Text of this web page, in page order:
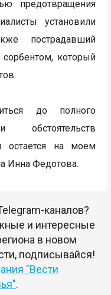
предотвращения
установили
пострадавший
который
до полного
остается на моем
Инна Федотова.
каналов?
и интересные
в новом
подписывайся!
"Вести
.